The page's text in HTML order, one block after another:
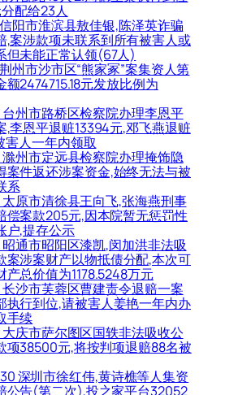
配给23人
阳市淮滨县敖佳银,陈泽英诈骗
,案涉款项未联系到所有被害人或
但未能正常认领(67人)
州市沙市区“熊家冢”案集资人第
额2474715.18元发放比例为
州市路桥区检察院办理李恩平
,李恩平退赃13394元,邓飞燕退赃
害人一年内领取
州市定远县检察院办理掩饰隐
案件返还涉案资金,始终无法与被
系
原市清徐县王向飞,张海燕刑事
偿案款205元,因本院暂无惩罚性
户,提存公示
通市昭阳区漆凯,闵加洪非法吸
案涉案财产以物抵债分配,本次可
产总价值为1178.5248万元
沙市芙蓉区曹建责令退赔一案
执行到位,请被害人姜艳一年内办
手续
庆市萨尔图区国轶非法吸收公
项38500元,将按判项退赔88名被
深圳市徐红伟,黄诗樵等人集资
公告(第二次),投之家平台32052